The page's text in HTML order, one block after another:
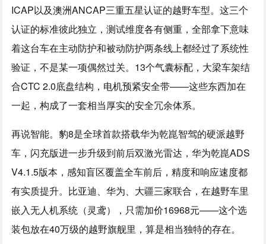
ICAP以及澳洲ANCAP三重五星认证的越野车型。这三个
认证的标准彼此独立，测试维度各有侧重，全部拿下意味
着这台车在主动防护和被动防护两条线上都经过了系统性
验证，不是某一项偶然过关。13个气囊标配，大梁车架结
合CTC 2.0底盘结构，电机预紧安全带——这些东西加在
一起，构成了一套相当厚实的安全冗余体系。
再说智能。豹8是全球首款搭载华为乾崑智驾的硬派越野
车，闪充版进一步升级到前后双激光雷达，华为乾崑ADS
V4.1.5版本，感知盲区覆盖全车前后，精度和响应速度都
有实质提升。比亚迪、华为、大疆三家联合，在越野车里
嵌入无人机系统（灵鸢），只需加价16968元——这个选
装包放在40万级的越野旗舰里，算是相当独特的存在。